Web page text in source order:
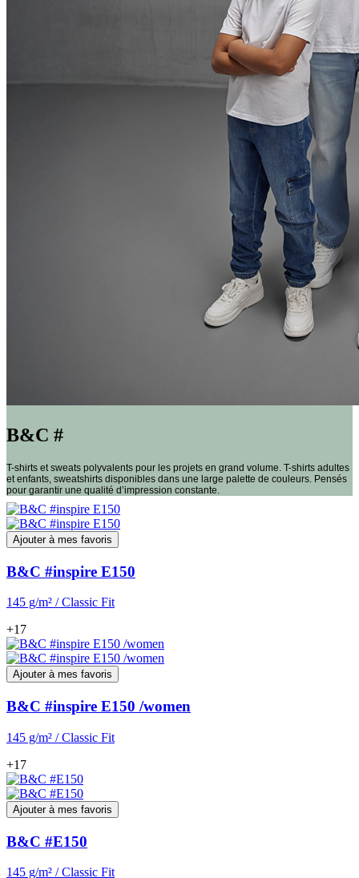
B&C #
T-shirts et sweats polyvalents pour les projets en grand volume. T-shirts adultes
et enfants, sweatshirts disponibles dans une large palette de couleurs. Pensés
pour garantir une qualité d’impression constante.
Ajouter à mes favoris
B&C #inspire E150
145 g/m² / Classic Fit
+17
Ajouter à mes favoris
B&C #inspire E150 /women
145 g/m² / Classic Fit
+17
Ajouter à mes favoris
B&C #E150
145 g/m² / Classic Fit